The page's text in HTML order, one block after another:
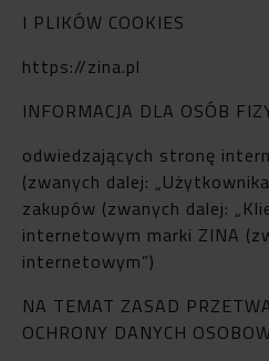
I PLIKÓW COOKIES
https://zina.pl
INFORMACJA DLA OSÓB
odwiedzających stronę
(zwanych dalej:
zakupów (zwanych dalej:
internetowym marki ZINA
internetowym”)
NA TEMAT ZASAD
OCHRONY DANYCH